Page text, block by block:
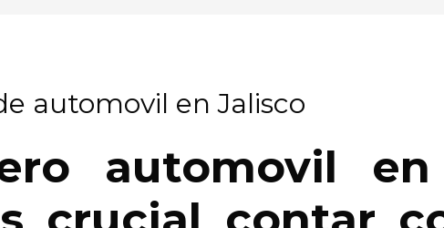
automovil en Jalisco
automovil